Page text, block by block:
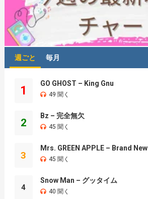
週ごと 毎月
1
GO GHOST – King Gnu
49 聞く
2
Bz – 完全無欠
45 聞く
3
Mrs. GREEN APPLE – Brand New
45 聞く
4
Snow Man – グッタイム
40 聞く